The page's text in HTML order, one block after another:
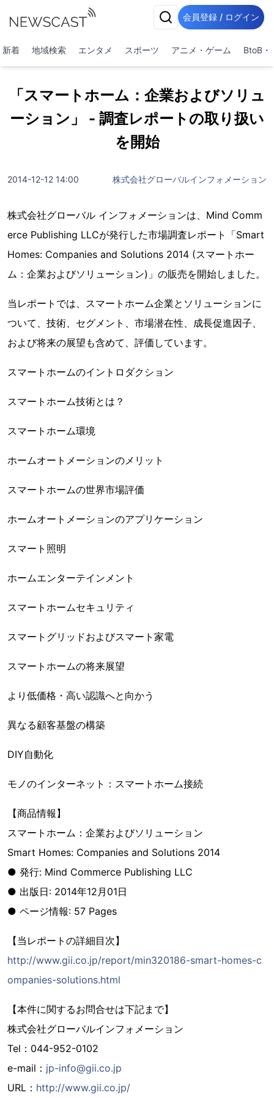
会員登録 / ログイン
新着 地域検索 エンタメ スポーツ アニメ・ゲーム BtoB・
「スマートホーム：企業およびソリュ
ーション」 - 調査レポートの取り扱い
を開始
2014-12-12 14:00 株式会社グローバルインフォメーション
株式会社グローバル インフォメーションは、Mind Comm
erce Publishing LLCが発行した市場調査レポート「Smart
Homes: Companies and Solutions 2014 (スマートホー
ム：企業およびソリューション)」の販売を開始しました。
当レポートでは、スマートホーム企業とソリューションに
ついて、技術、セグメント、市場潜在性、成長促進因子、
および将来の展望も含めて、評価しています。
スマートホームのイントロダクション
スマートホーム技術とは？
スマートホーム環境
ホームオートメーションのメリット
スマートホームの世界市場評価
ホームオートメーションのアプリケーション
スマート照明
ホームエンターテインメント
スマートホームセキュリティ
スマートグリッドおよびスマート家電
スマートホームの将来展望
より低価格・高い認識へと向かう
異なる顧客基盤の構築
DIY自動化
モノのインターネット：スマートホーム接続
【商品情報】
スマートホーム：企業およびソリューション
Smart Homes: Companies and Solutions 2014
● 発行: Mind Commerce Publishing LLC
● 出版日: 2014年12月01日
● ページ情報: 57 Pages
【当レポートの詳細目次】
http://www.gii.co.jp/report/min320186-smart-homes-c
ompanies-solutions.html
【本件に関するお問合せは下記まで】
株式会社グローバルインフォメーション
Tel：044-952-0102
e-mail： jp-info@gii.co.jp
URL： http://www.gii.co.jp/